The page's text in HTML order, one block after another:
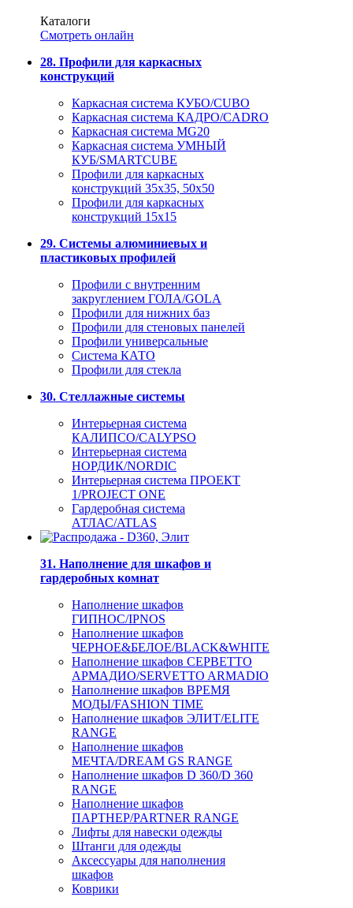
Каталоги
Смотреть онлайн
28. Профили для каркасных
конструкций
Каркасная система КУБО/CUBO
Каркасная система КАДРО/CADRO
Каркасная система MG20
Каркасная система УМНЫЙ
КУБ/SMARTCUBE
Профили для каркасных
конструкций 35x35, 50x50
Профили для каркасных
конструкций 15х15
29. Системы алюминиевых и
пластиковых профилей
Профили с внутренним
закруглением ГОЛА/GOLA
Профили для нижних баз
Профили для стеновых панелей
Профили универсальные
Система КАТО
Профили для стекла
30. Стеллажные системы
Интерьерная система
КАЛИПСО/CALYPSO
Интерьерная система
НОРДИК/NORDIC
Интерьерная система ПРОЕКТ
1/PROJECT ONE
Гардеробная система
АТЛАС/ATLAS
31. Наполнение для шкафов и
гардеробных комнат
Наполнение шкафов
ГИПНОС/IPNOS
Наполнение шкафов
ЧЕРНОЕ&БЕЛОЕ/BLACK&WHITE
Наполнение шкафов СЕРВЕТТО
АРМАДИО/SERVETTO ARMADIO
Наполнение шкафов ВРЕМЯ
МОДЫ/FASHION TIME
Наполнение шкафов ЭЛИТ/ELITE
RANGE
Наполнение шкафов
МЕЧТА/DREAM GS RANGE
Наполнение шкафов D 360/D 360
RANGE
Наполнение шкафов
ПАРТНЕР/PARTNER RANGE
Лифты для навески одежды
Штанги для одежды
Аксессуары для наполнения
шкафов
Коврики